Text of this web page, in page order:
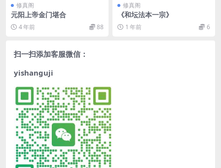
修真阁
元阳上帝金门堪合
4 年前 88
修真阁
《和坛法本一宗》
1 年前 6
扫一扫添加客服微信：
yishanguji